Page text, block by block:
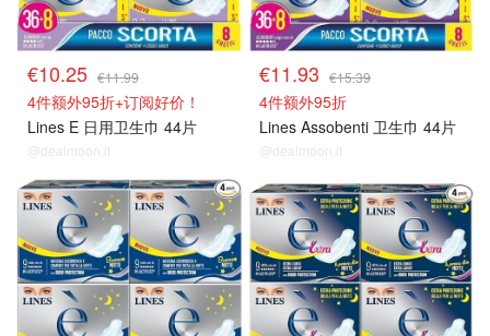
€10.25 €11.99
4件额外95折+订阅好价！
Lines E 日用卫生巾 44片
@dealmoon.it
€11.93 €15.39
4件额外95折
Lines Assobenti 卫生巾 44片
@dealmoon.it